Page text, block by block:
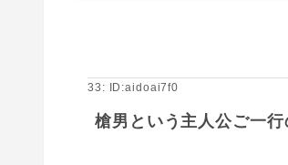
33: ID:aidoai7f0
槍男という主人公ご一